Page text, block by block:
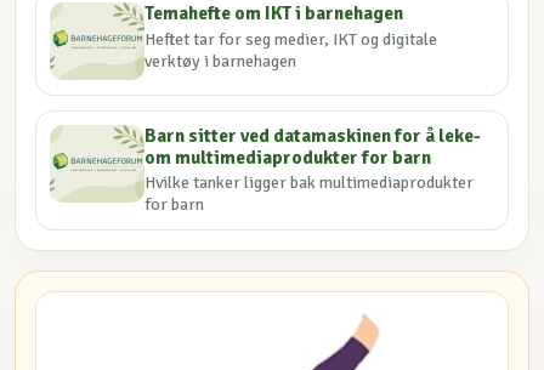
Temahefte om IKT i barnehagen
Heftet tar for seg medier, IKT og digitale
verktøy i barnehagen
Barn sitter ved datamaskinen for å leke-
om multimediaprodukter for barn
Hvilke tanker ligger bak multimediaprodukter
for barn